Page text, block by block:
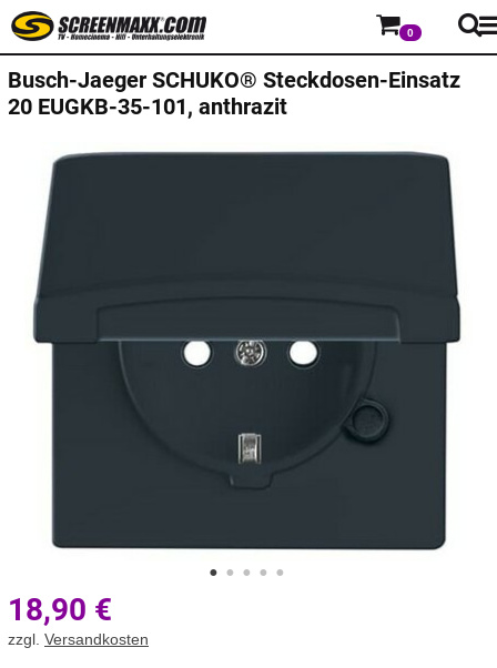
0
Busch-Jaeger SCHUKO® Steckdosen-Einsatz
20 EUGKB-35-101, anthrazit
18,90 €
zzgl. Versandkosten